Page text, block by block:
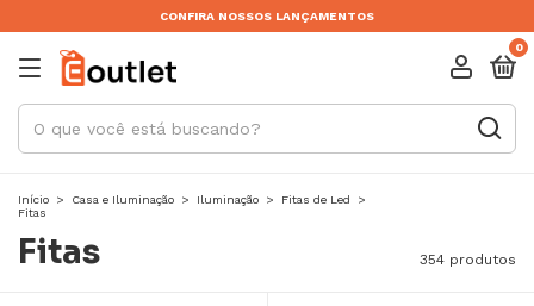
CONFIRA NOSSOS LANÇAMENTOS
0
Início > Casa e Iluminação > Iluminação > Fitas de Led
>
Fitas
Fitas 354 produtos